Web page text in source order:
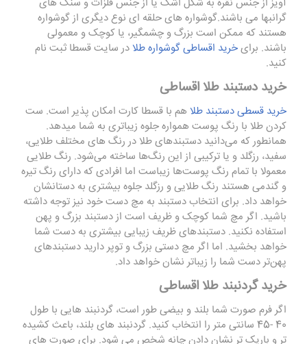
گرانبها می باشند.گوشواره های حلقه ای نوع دیگری از گوشواره
هستند که ممکن است بزرگ و چشمگیر، یا کوچک و معمولی
باشند. برایخرید اقساطی گوشواره طلا در سایت قسطا ثبت نام
کنید.
خرید دستبند طلا اقساطی
خرید قسطی دستبند طلا هم با قسطا کارت امکان پذیر است. ست
کردن طلا با رنگ پوست همواره جلوه زیباتری به شما میدهد.
همانطور که می‌دانید دستبندهای طلا در رنگ ‌های مختلف طلایی،
سفید، رزگلد و یا ترکیبی از این رنگ‌ها ساخته می‌شود. رنگ طلایی
معمولا با تمام رنگ پوست‌ها زیباست اما افرادی که دارای رنگ تیره
و گندمی هستند رنگ طلایی و رزگلد جلوه بیشتری به دستانشان
خواهد داد. برای انتخاب دستبند به مچ دست خود نیز توجه داشته
باشید. اگر مچ شما کوچک و ظریف است از دستبند بزرگ و پهن
استفاده نکنید. دستبندهای ظریف زیبایی بیشتری به دست شما
خواهد بخشید. اما اگر مچ دستی بزرگ و توپر دارید دستبندهای
پهن‌تر دست شما را زیباتر نشان خواهد داد.
خرید گردنبند طلا اقساطی
اگر فرم صورت شما بلند و بیضی طور است، گردنبند هایی با طول
40 -45 سانتی متر را انتخاب کنید. گردنبند های بلند، باعث کشیده
تر و باریک تر نشان دادن چانه شخص می شود. برای صورت های